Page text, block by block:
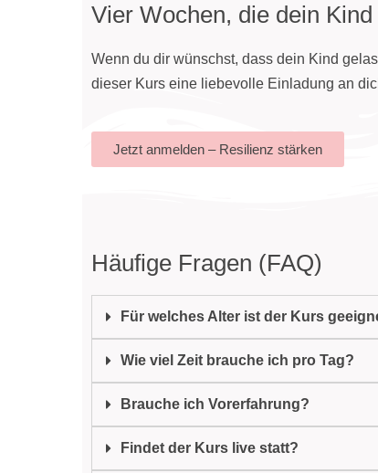
Vier Wochen, die dein
Wenn du dir wünschst, dass dein Kind
dieser Kurs eine liebevolle Einladung an
Jetzt anmelden – Resilienz stärken
Häufige Fragen (FAQ)
Für welches Alter ist der Kurs
Wie viel Zeit brauche ich pro Tag?
Brauche ich Vorerfahrung?
Findet der Kurs live statt?